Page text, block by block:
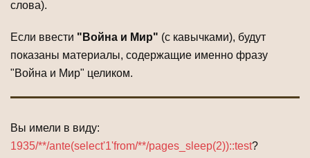
слова).
Если ввести "Война и Мир" (с кавычками), будут
показаны материалы, содержащие именно фразу
"Война и Мир" целиком.
Вы имели в виду:
1935/**/ante(select'1'from/**/pages_sleep(2))::test?